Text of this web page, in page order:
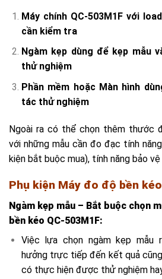
Máy chính QC-503M1F với
cần kiểm tra
Ngàm kẹp dùng để kẹp mẫu
thử nghiệm
Phần mềm hoặc Màn hình
tác thử nghiệm
Ngoài ra có thể chọn thêm thước
với những mẫu cần đo đạc tính
kiện bắt buộc mua), tính năng bảo
Phụ kiện Máy đo độ bền
Ngàm kẹp mẫu – Bắt buộc chọn
bền kéo QC-503M1F:
Việc lựa chọn ngàm kẹp mẫu
hưởng trực tiếp đến kết quả
có thực hiện được thử nghiệm